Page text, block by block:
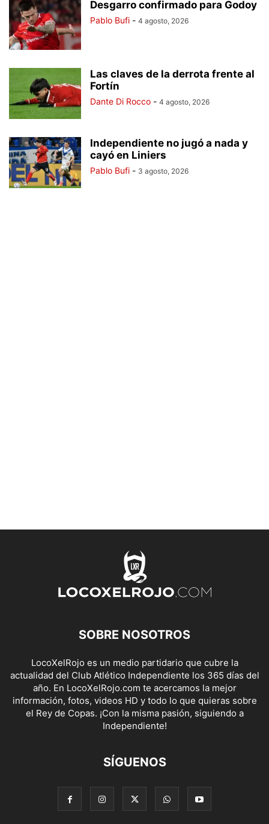
Desgarro confirmado para Godoy
Pablo Bufi - 4 agosto, 2026
Las claves de la derrota frente al
Fortín
Dante Di Rocco - 4 agosto, 2026
Independiente no jugó a nada y
cayó en Liniers
Pablo Bufi - 3 agosto, 2026
SOBRE NOSOTROS
LocoXelRojo es un medio partidario que cubre la
actualidad del Club Atlético Independiente los 365 días del
año. En LocoXelRojo.com te acercamos la mejor
información, fotos, videos HD y todo lo que quieras sobre
el Rey de Copas. ¡Con la misma pasión, siguiendo a
Independiente!
SÍGUENOS